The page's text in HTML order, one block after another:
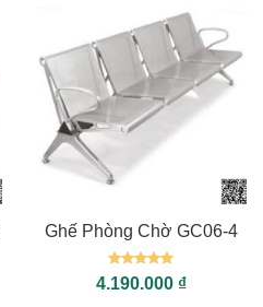
Ghế Phòng Chờ GC06-4
Được xếp
hạng55
4.190.000 ₫